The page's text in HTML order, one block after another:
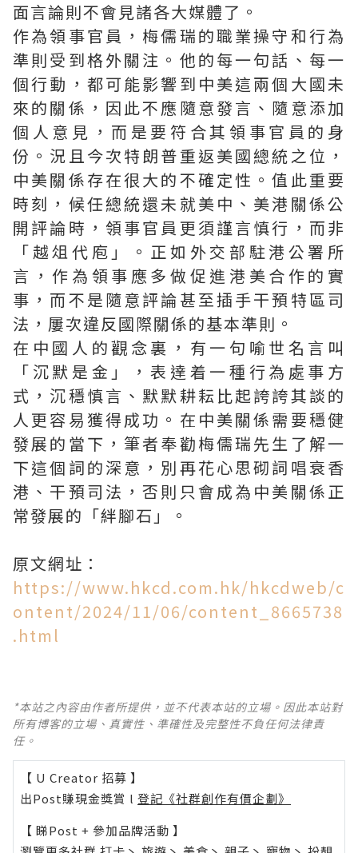
面言論則不會見諸各大媒體了。
作為領事官員，梅儒瑞的職業操守和行為
準則受到格外關注。他的每一句話、每一
個行動，都可能影響到中美這兩個大國未
來的關係，因此不應隨意發言、隨意添加
個人意見，而是要符合其領事官員的身
份。況且今次特朗普重返美國總統之位，
中美關係存在很大的不確定性。值此重要
時刻，候任總統還未就美中、美港關係公
開評論時，領事官員更須謹言慎行，而非
「越俎代庖」。正如外交部駐港公署所
言，作為領事應多做促進港美合作的實
事，而不是隨意評論甚至插手干預特區司
法，屢次違反國際關係的基本準則。
在中國人的觀念裏，有一句喻世名言叫
「沉默是金」，表達着一種行為處事方
式，沉穩慎言、默默耕耘比起誇誇其談的
人更容易獲得成功。在中美關係需要穩健
發展的當下，筆者奉勸梅儒瑞先生了解一
下這個詞的深意，別再花心思砌詞唱衰香
港、干預司法，否則只會成為中美關係正
常發展的「絆腳石」。
原文網址：
https://www.hkcd.com.hk/hkcdweb/c
ontent/2024/11/06/content_8665738
.html
*本站之內容由作者所提供，並不代表本站的立場。因此本站對
所有博客的立場、真實性、準確性及完整性不負任何法律責
任。
【 U Creator 招募 】
出Post賺現金獎賞 l 登記《社群創作有價企劃》
【 睇Post + 參加品牌活動 】